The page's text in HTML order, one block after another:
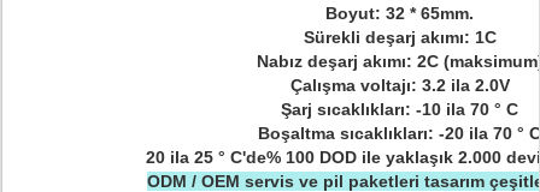
Boyut: 32 * 65mm.
Sürekli deşarj akımı: 1C
Nabız deşarj akımı: 2C
Çalışma voltajı: 3.2 ila 2.0V
Şarj sıcaklıkları: -10 ila 70 ° C
Boşaltma sıcaklıkları: -20 ila 70 ° C
20 ila 25 ° C'de% 100 DOD ile yaklaşık 2.000
ODM / OEM servis ve pil paketleri tasarım